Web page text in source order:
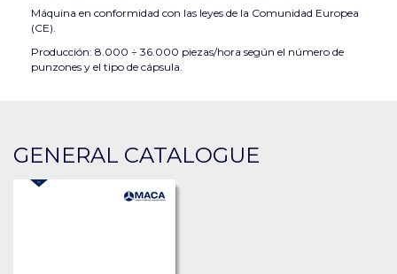
Máquina en conformidad con las leyes de la Comunidad Europea
(CE).
Producción: 8.000 ÷ 36.000 piezas/hora según el número de
punzones y el tipo de cápsula.
GENERAL CATALOGUE